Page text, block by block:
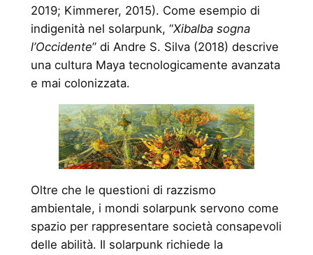
2019; Kimmerer, 2015). Come esempio di
indigenità nel solarpunk, “Xibalba sogna
l’Occidente” di Andre S. Silva (2018) descrive
una cultura Maya tecnologicamente avanzata
e mai colonizzata.
Oltre che le questioni di razzismo
ambientale, i mondi solarpunk servono come
spazio per rappresentare società consapevoli
delle abilità. Il solarpunk richiede la